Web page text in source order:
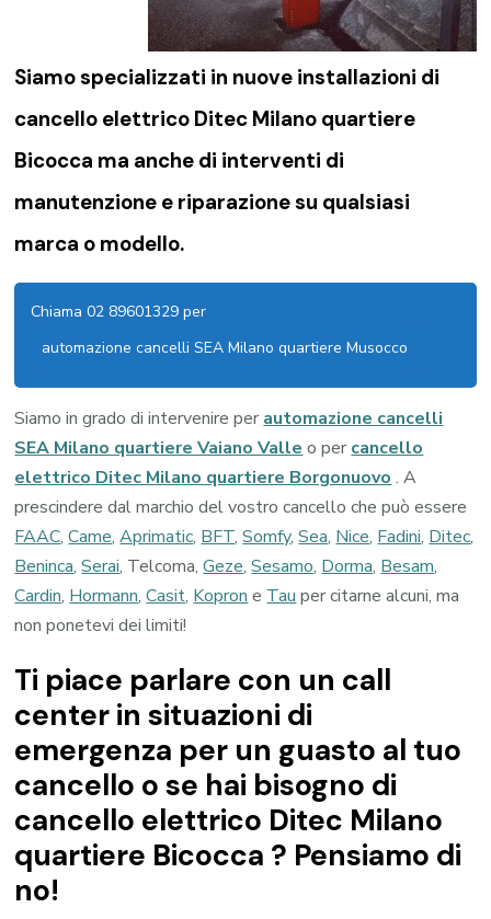
Siamo specializzati in nuove installazioni di
cancello elettrico Ditec Milano quartiere
Bicocca ma anche di interventi di
manutenzione e riparazione su qualsiasi
marca o modello.
Chiama 02 89601329 per
automazione cancelli SEA Milano quartiere Musocco
Siamo in grado di intervenire perautomazione cancelli
SEA Milano quartiere Vaiano Valleo percancello
elettrico Ditec Milano quartiere Borgonuovo. A
prescindere dal marchio del vostro cancello che può essere
FAAC,Came,Aprimatic,BFT,Somfy,Sea,Nice,Fadini,Ditec,
Beninca,Serai, Telcoma,Geze,Sesamo,Dorma,Besam,
Cardin,Hormann,Casit,KoproneTauper citarne alcuni, ma
non ponetevi dei limiti!
Ti piace parlare con un call
center in situazioni di
emergenza per un guasto al tuo
cancello o se hai bisogno di
cancello elettrico Ditec Milano
quartiere Bicocca ? Pensiamo di
no!